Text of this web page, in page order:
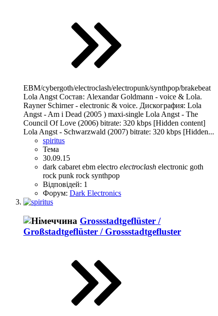
EBM/cybergoth/electroclash/electropunk/synthpop/brakebeat
Lola Angst Состав: Alexandar Goldmann - voice & Lola.
Rayner Schirner - electronic & voice. Дискография: Lola
Angst - Am i Dead (2005 ) maxi-single Lola Angst - The
Council Of Love (2006) bitrate: 320 kbps [Hidden content]
Lola Angst - Schwarzwald (2007) bitrate: 320 kbps [Hidden...
spiritus
Тема
30.09.15
dark cabaret ebm electro electroclash electronic goth
rock punk rock synthpop
Відповідей: 1
Форум: Dark Electronics
Grossstadtgeflüster /
Großstadtgeflüster / Grossstadtgefluster